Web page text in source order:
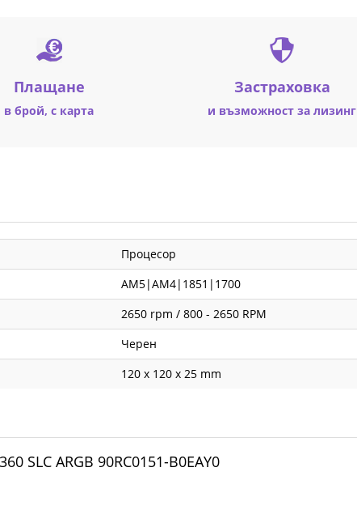
Плащане
в брой, с карта
Застраховка
и възможност за лизинг
Процесор
AM5|AM4|1851|1700
2650 rpm / 800 - 2650 RPM
Черен
120 x 120 x 25 mm
SLC ARGB 90RC0151-B0EAY0